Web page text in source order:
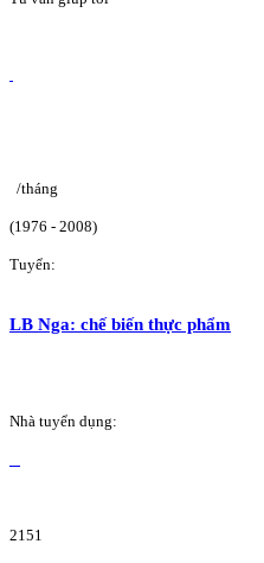
/tháng
(1976 - 2008)
Tuyển:
LB Nga: chế biến thực phẩm
Nhà tuyển dụng:
2151